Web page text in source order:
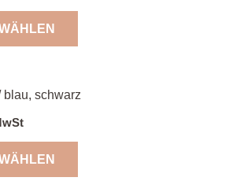
blau, schwarz